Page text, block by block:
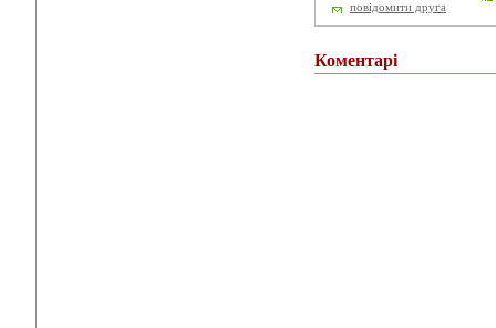
повідомити друга
Коментарі